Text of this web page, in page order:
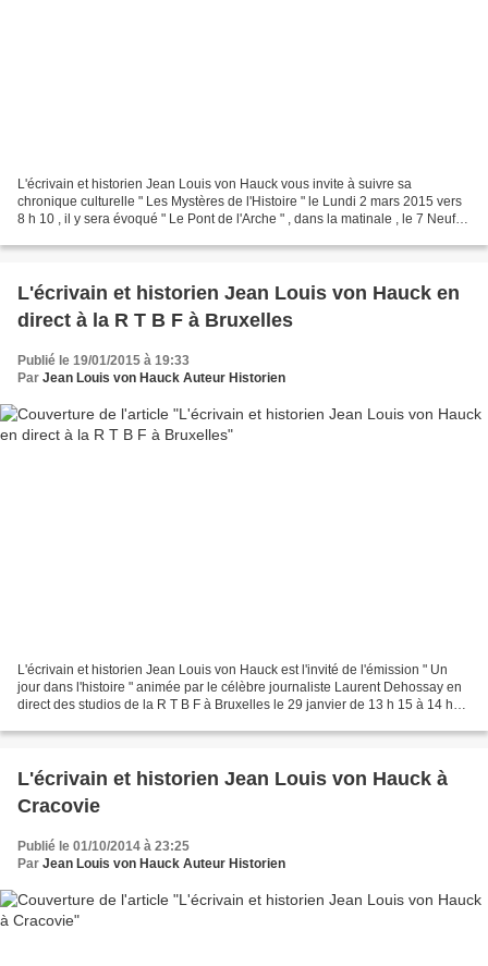
L'écrivain et historien Jean Louis von Hauck vous invite à suivre sa
chronique culturelle " Les Mystères de l'Histoire " le Lundi 2 mars 2015 vers
8 h 10 , il y sera évoqué " Le Pont de l'Arche " , dans la matinale , le 7 Neuf ,
L'écrivain et historien Jean Louis von Hauck en
direct à la R T B F à Bruxelles
Publié le 19/01/2015 à 19:33
Par Jean Louis von Hauck Auteur Historien
L'écrivain et historien Jean Louis von Hauck est l'invité de l'émission " Un
jour dans l'histoire " animée par le célèbre journaliste Laurent Dehossay en
direct des studios de la R T B F à Bruxelles le 29 janvier de 13 h 15 à 14 h
L'écrivain et historien Jean Louis von Hauck à
Cracovie
Publié le 01/10/2014 à 23:25
Par Jean Louis von Hauck Auteur Historien